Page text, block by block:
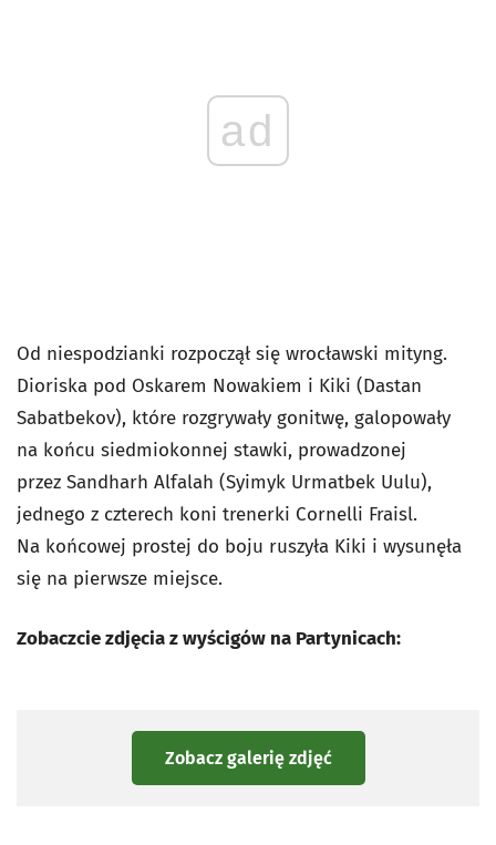
ad
Od niespodzianki rozpoczął się wrocławski mityng.
Dioriska pod Oskarem Nowakiem i Kiki (Dastan
Sabatbekov), które rozgrywały gonitwę, galopowały
na końcu siedmiokonnej stawki, prowadzonej
przez Sandharh Alfalah (Syimyk Urmatbek Uulu),
jednego z czterech koni trenerki Cornelli Fraisl.
Na końcowej prostej do boju ruszyła Kiki i wysunęła
się na pierwsze miejsce.
Zobaczcie zdjęcia z wyścigów na Partynicach:
Zobacz galerię zdjęć